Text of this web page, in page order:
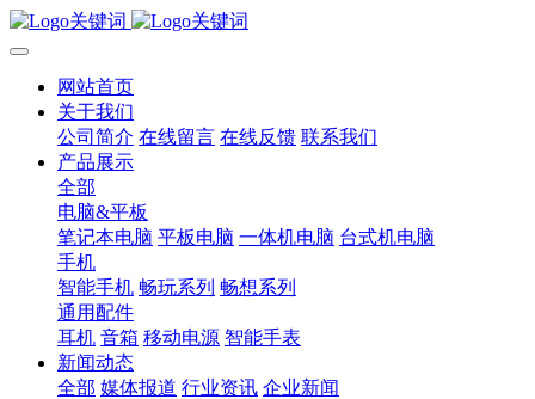
网站首页
关于我们
公司简介 在线留言 在线反馈 联系我们
产品展示
全部
电脑&平板
笔记本电脑 平板电脑 一体机电脑 台式机电脑
手机
智能手机 畅玩系列 畅想系列
通用配件
耳机 音箱 移动电源 智能手表
新闻动态
全部 媒体报道 行业资讯 企业新闻